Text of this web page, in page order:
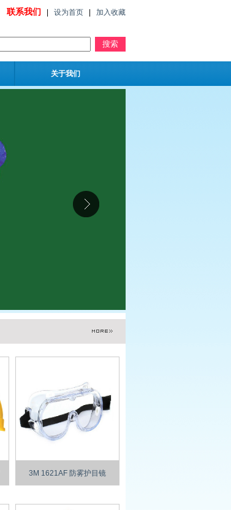
联系我们 设为首页 加入收藏
关于我们
3M 1621AF 防雾护目镜